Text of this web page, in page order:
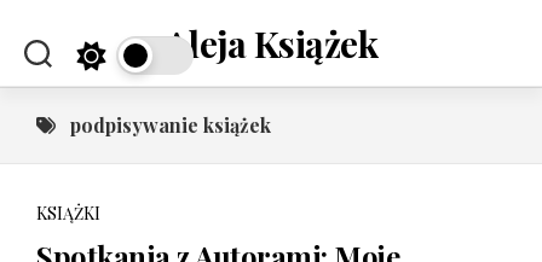
content
Aleja Książek
podpisywanie książek
KSIĄŻKI